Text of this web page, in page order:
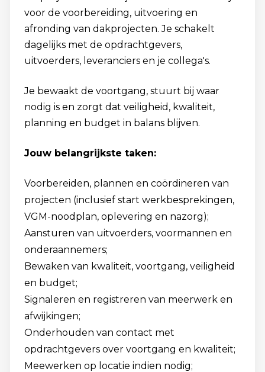
voor de voorbereiding, uitvoering en
afronding van dakprojecten. Je schakelt
dagelijks met de opdrachtgevers,
uitvoerders, leveranciers en je collega's.
Je bewaakt de voortgang, stuurt bij waar
nodig is en zorgt dat veiligheid, kwaliteit,
planning en budget in balans blijven.
Jouw belangrijkste taken:
Voorbereiden, plannen en coördineren van
projecten (inclusief start werkbesprekingen,
VGM-noodplan, oplevering en nazorg);
Aansturen van uitvoerders, voormannen en
onderaannemers;
Bewaken van kwaliteit, voortgang, veiligheid
en budget;
Signaleren en registreren van meerwerk en
afwijkingen;
Onderhouden van contact met
opdrachtgevers over voortgang en kwaliteit;
Meewerken op locatie indien nodig;